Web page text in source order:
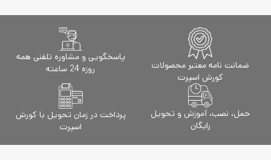
ضمانت نامه معتبر محصولات
کورش اسپرت
پاسخگویی و مشاوره تلفنی همه
روزه 24 ساعته
حمل، نصب، آموزش و تحویل
رایگان
پرداخت در زمان تحویل با کورش
اسپرت